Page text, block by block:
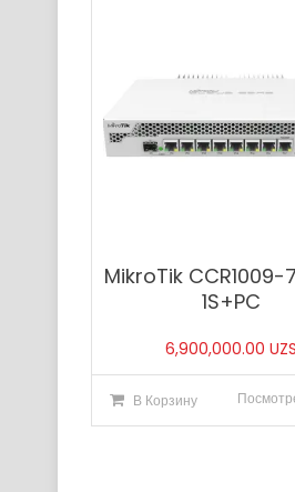
MikroTik CCR1009-
1S+PC
6,900,000.00 UZS
В Корзину